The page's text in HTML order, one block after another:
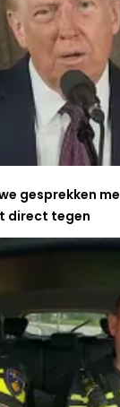
gesprekken
direct tegen